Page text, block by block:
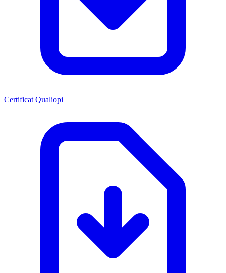
Certificat Qualiopi